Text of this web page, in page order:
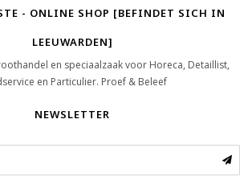
- ONLINE SHOP [BEFINDET SICH IN
LEEUWARDEN]
en speciaalzaak voor Horeca, Detaillist,
en Particulier. Proef & Beleef
NEWSLETTER